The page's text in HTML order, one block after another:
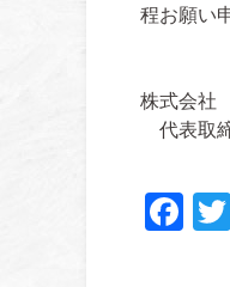
程お願い
株式会
代表取